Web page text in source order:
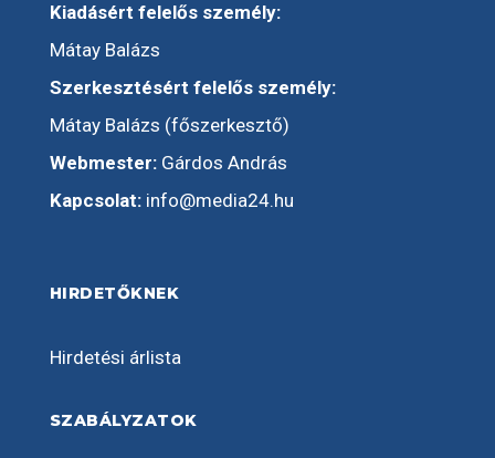
Kiadásért felelős személy:
Mátay Balázs
Szerkesztésért felelős személy:
Mátay Balázs (főszerkesztő)
Webmester:Gárdos András
Kapcsolat: info@media24.hu
HIRDETŐKNEK
Hirdetési árlista
SZABÁLYZATOK